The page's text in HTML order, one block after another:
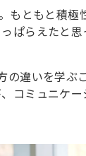
もともと積極
ぱらえたと思
の違いを学ぶ
コミュニケ